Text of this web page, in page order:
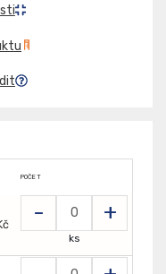
POČET
- +
ks